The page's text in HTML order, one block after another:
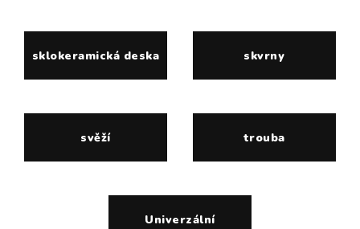
sklokeramická deska skvrny
svěží trouba
Univerzální